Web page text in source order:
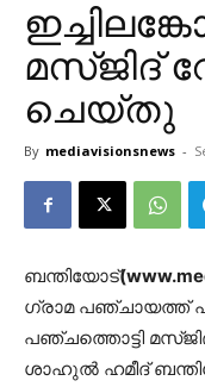
മസ്ജിദ്
ചെയ്തു
By mediavisionsnews -
ബന്തിയോട്
ഗ്രാമ പഞ്ചായത്ത്
പഞ്ചത്തൊട്ടി
ശാഹുൽ ഹമീദ്